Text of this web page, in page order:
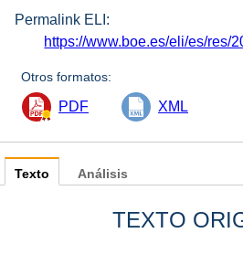
Permalink ELI:
https://www.boe.es/eli/es/res/
Otros formatos:
PDF XML
Texto
TEXTO
Análisis